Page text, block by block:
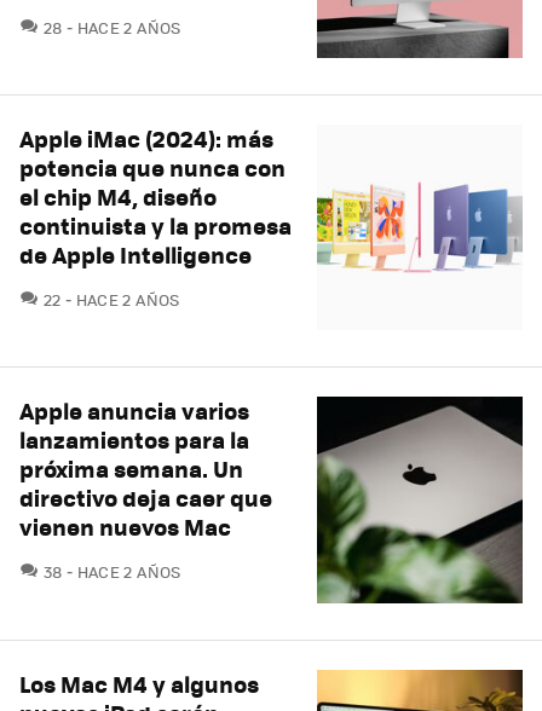
28 COMENTARIOS
HACE 2 AÑOS
Apple iMac (2024): más
potencia que nunca con
el chip M4, diseño
continuista y la promesa
de Apple Intelligence
22 COMENTARIOS
HACE 2 AÑOS
Apple anuncia varios
lanzamientos para la
próxima semana. Un
directivo deja caer que
vienen nuevos Mac
38 COMENTARIOS
HACE 2 AÑOS
Los Mac M4 y algunos